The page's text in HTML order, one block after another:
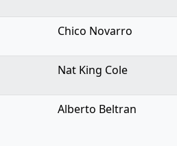
Chico Novarro
Nat King Cole
Alberto Beltran